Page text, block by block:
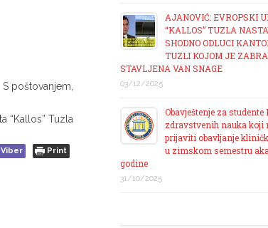
S poštovanjem,
“Kallos” Tuzla
Viber Print
AJANOVIĆ: EVROPSKI
“KALLOS” TUZLA
SHODNO ODLUCI
TUZLI KOJOM JE
STAVLJENA VAN SNAGE
03/12/2025
Obavještenje za studente
zdravstvenih nauka koji
prijaviti obavljanje
u zimskom semestru
godine
31/10/2025